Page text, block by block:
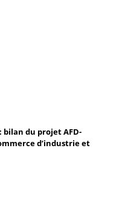
bilan du projet AFD-
d’industrie et